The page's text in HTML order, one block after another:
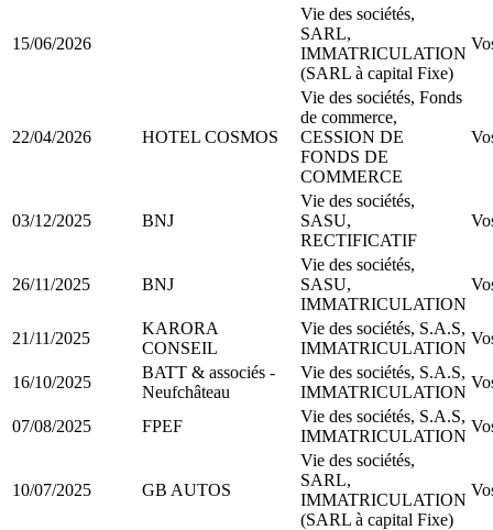
15/06/2026
Vie des sociétés,
SARL,
IMMATRICULATION
(SARL à capital Fixe)
22/04/2026 HOTEL COSMOS
Vie des sociétés, Fonds
de commerce,
CESSION DE
FONDS DE
COMMERCE
03/12/2025 BNJ
Vie des sociétés,
SASU,
RECTIFICATIF
26/11/2025 BNJ
Vie des sociétés,
SASU,
IMMATRICULATION
21/11/2025
KARORA
CONSEIL
Vie des sociétés, S.A.S,
IMMATRICULATION
16/10/2025
BATT & associés -
Neufchâteau
Vie des sociétés, S.A.S,
IMMATRICULATION
07/08/2025 FPEF
Vie des sociétés, S.A.S,
IMMATRICULATION
10/07/2025 GB AUTOS
Vie des sociétés,
SARL,
IMMATRICULATION
(SARL à capital Fixe)